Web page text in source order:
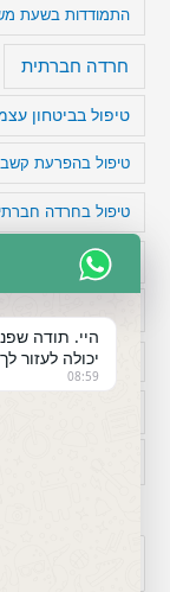
התמודדות בשעת
חרדה חברתית
טיפול בביטחון
טיפול בהפרעת קשב
טיפול בחרדה
טיפול תרופתי
מפורסמים עם
היי. תודה
יכולה לעזור
08:59